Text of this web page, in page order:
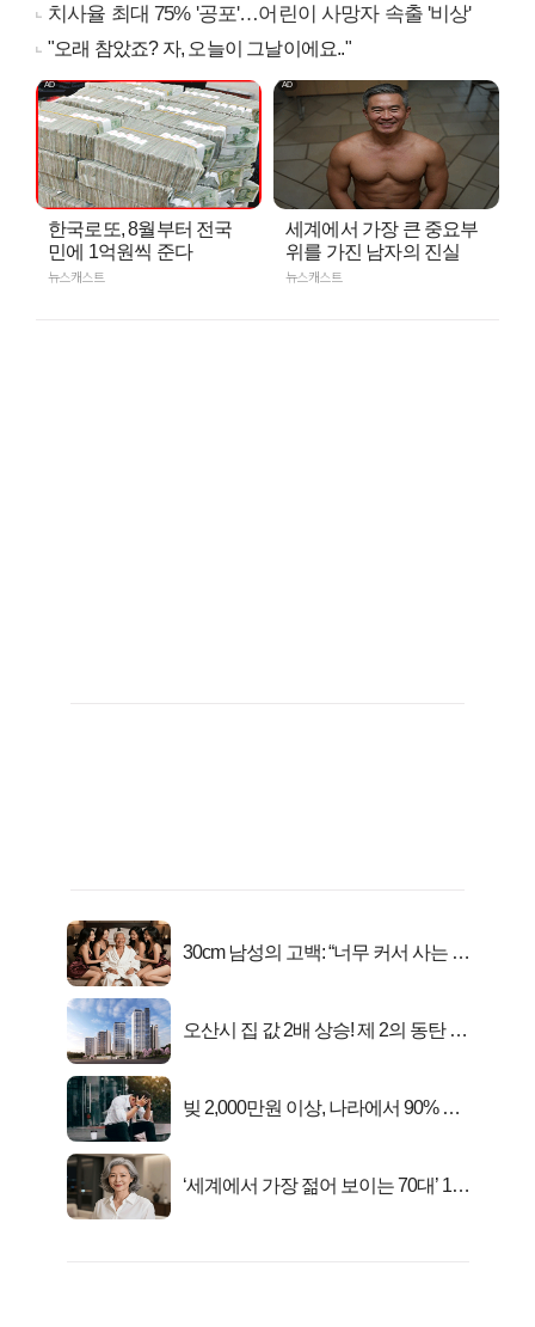
치사율 최대 75% '공포'…어린이 사망자 속출 '비상'
"오래 참았죠? 자, 오늘이 그날이에요.."
한국로또, 8월부터 전국
민에 1억원씩 준다
뉴스캐스트
세계에서 가장 큰 중요부
위를 가진 남자의 진실
뉴스캐스트
30cm 남성의 고백: “너무 커서 사는 게
오산시 집 값 2배 상승! 제 2의 동탄 신
빚 2,000만원 이상, 나라에서 90% 갚
‘세계에서 가장 젊어 보이는 70대’ 1위